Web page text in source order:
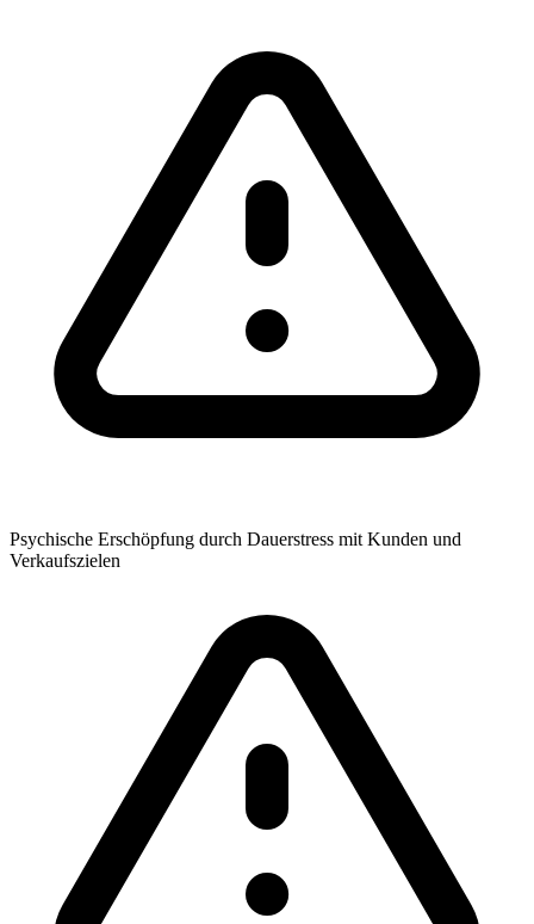
Psychische Erschöpfung durch Dauerstress mit Kunden und
Verkaufszielen